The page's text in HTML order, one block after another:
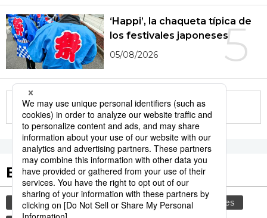
5
‘Happi’, la chaqueta típica de
los festivales japoneses
05/08/2026
More in this series
Etiquetas destacadas
cultura gastronomía comida
modales